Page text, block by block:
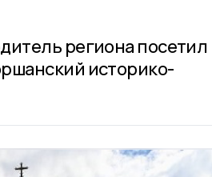
региона посетил
историко-